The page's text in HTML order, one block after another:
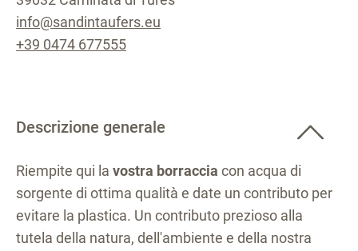
info@sandintaufers.eu
+39 0474 677555
Descrizione generale
Riempite qui la vostra borraccia con acqua di
sorgente di ottima qualità e date un contributo per
evitare la plastica. Un contributo prezioso alla
tutela della natura, dell'ambiente e della nostra